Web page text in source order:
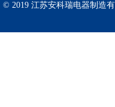
© 2019 江苏安科瑞电器制造